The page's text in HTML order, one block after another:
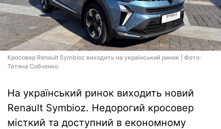
Кросовер Renault Symbioz виходить на український ринок | Фото:
Тетяна Собченко
На український ринок виходить новий
Renault Symbioz. Недорогий кросовер
місткий та доступний в економному